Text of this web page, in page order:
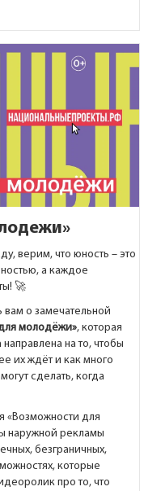
верим, что юность – это
а каждое
🚀
вам о замечательной
молодёжи», которая
на то, чтобы
их ждёт и как много
сделать, когда
«Возможности для
наружной рекламы
безграничных,
которые
про то, что